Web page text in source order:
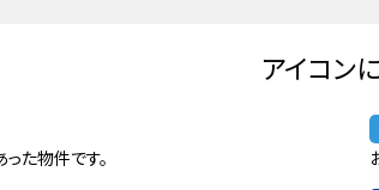
アイコン
た物件です。